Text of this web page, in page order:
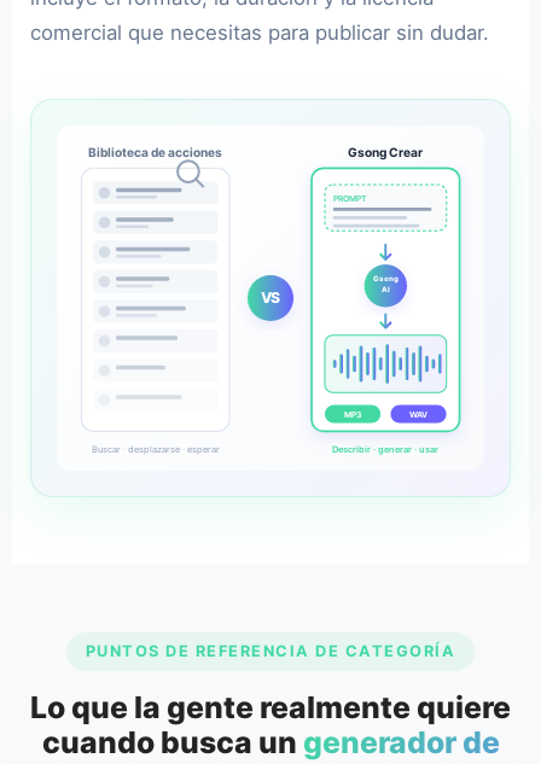
comercial que necesitas para publicar sin dudar.
Biblioteca de acciones
VS
Gsong Crear
PROMPT
Gsong
AI
MP3 WAV
Buscar · desplazarse · esperar Describir · generar · usar
PUNTOS DE REFERENCIA DE CATEGORÍA
Lo que la gente realmente quiere
cuando busca un generador de